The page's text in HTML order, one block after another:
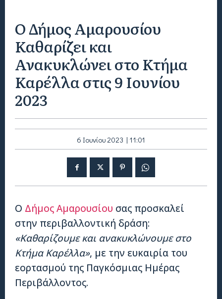
Ο Δήμος Αμαρουσίου
Καθαρίζει και
Ανακυκλώνει στο Κτήμα
Καρέλλα στις 9 Ιουνίου
2023
6 Ιουνίου 2023 | 11:01
Ο Δήμος Αμαρουσίου σας προσκαλεί
στην περιβαλλοντική δράση:
«Καθαρίζουμε και ανακυκλώνουμε στο
Κτήμα Καρέλλα», με την ευκαιρία του
εορτασμού της Παγκόσμιας Ημέρας
Περιβάλλοντος.